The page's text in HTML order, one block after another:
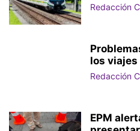
Redacción
los viajes
Redacción
EPM